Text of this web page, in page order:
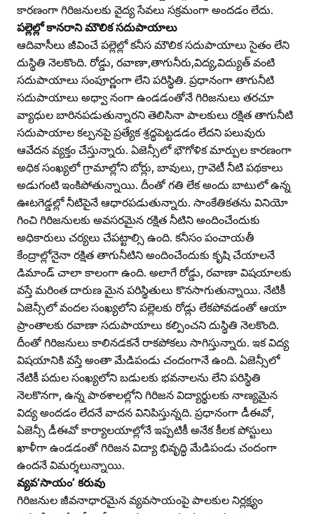
కారణంగా గిరిజనులకు వైద్య సేవలు సక్రమంగా అందడం లేదు.
పల్లెల్లో కానరాని మౌలిక సదుపాయాలు
ఆదివాసీలు జీవించే పల్లెల్లో కనీస మౌలిక సదుపాయాలు సైతం లేని
దుస్థితి నెలకొంది. రోడ్డు, రవాణా,తాగునీరు,విద్య,విద్యుత్‌ వంటి
సదుపాయాలు సంపూర్ణంగా లేని పరిస్థితి. ప్రధానంగా తాగునీటి
సదుపాయాలు అధ్వా నంగా ఉండడంతోనే గిరిజనులు తరచూ
వ్యాధుల బారినపడుతున్నారని తెలిసినా పాలకులు రక్షిత తాగునీటి
సదుపాయాల కల్పనపై ప్రత్యేక శ్రద్ధపెట్టడడం లేదని పలువురు
ఆవేదన వ్యక్తం చేస్తున్నారు. ఏజెన్సీలో భౌగోళిక మార్పుల కారణంగా
అధిక సంఖ్యలో గ్రామాల్లోని బోర్లు, బావులు, గ్రావెటీ నీటి పథకాలు
అడుగంటి ఇంకిపోతున్నాయి. దీంతో గతి లేక అందు బాటులో ఉన్న
ఊటగెడ్డల్లో నీటిపైనే ఆధారపడుతున్నారు. సాంకేతికతను వినియో
గించి గిరిజనులకు అవసరమైన రక్షిత నీటిని అందించేందుకు
అధికారులు చర్యలు చేపట్టాల్సి ఉంది. కనీసం పంచాయతీ
కేంద్రాల్లోనైనా రక్షిత తాగునీటిని అందించేందుకు కృషి చేయాలనే
డిమాండ్‌ చాలా కాలంగా ఉంది. అలాగే రోడ్డు, రవాణా విషయాలకు
వస్తే మరింత దారుణ మైన పరిస్థితులు కొనసాగుతున్నాయి. నేటికీ
ఏజెన్సీలో వందల సంఖ్యలోని పల్లెలకు రోడ్లు లేకపోవడంతో ఆయా
ప్రాంతాలకు రవాణా సదుపాయాలు కల్పించని దుస్థితి నెలకొంది.
దీంతో గిరిజనులు కాలినడకనే రాకపోకలు సాగిస్తున్నారు. ఇక విద్య
విషయానికి వస్తే అంతా మేడిపండు చందంగానే ఉంది. ఏజెన్సీలో
నేటికీ పదుల సంఖ్యలోని బడులకు భవనాలను లేని పరిస్థితి
నెలకొనగా, ఉన్న పాఠశాలల్లోని గిరిజన విద్యార్థులకు నాణ్యమైన
విద్య అందడం లేదనే వాదన వినిపిస్తున్నది. ప్రధానంగా డీఈవో,
ఏజెన్సీ డీఈవో కార్యాలయాల్లోనే ఇప్పటికీ అనేక కీలక పోస్టులు
ఖాళీగా ఉండడంతో గిరిజన విద్యా భివృద్ధి మేడిపండు చందంగా
ఉందనే విమర్శలున్నాయి.
వ్యవ‘సాయం’ కరువు
గిరిజనుల జీవనాధారమైన వ్యవసాయంపై పాలకుల నిర్లక్ష్యం